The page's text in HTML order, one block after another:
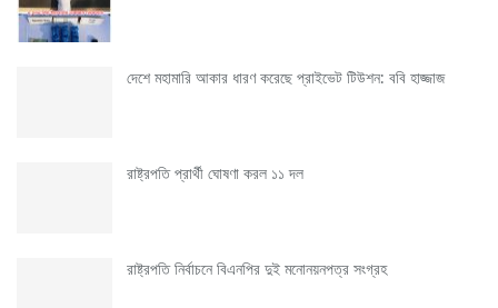
দেশে মহামারি আকার ধারণ করেছে প্রাইভেট টিউশন: ববি হাজ্জাজ
রাষ্ট্রপতি প্রার্থী ঘোষণা করল ১১ দল
রাষ্ট্রপতি নির্বাচনে বিএনপির দুই মনোনয়নপত্র সংগ্রহ